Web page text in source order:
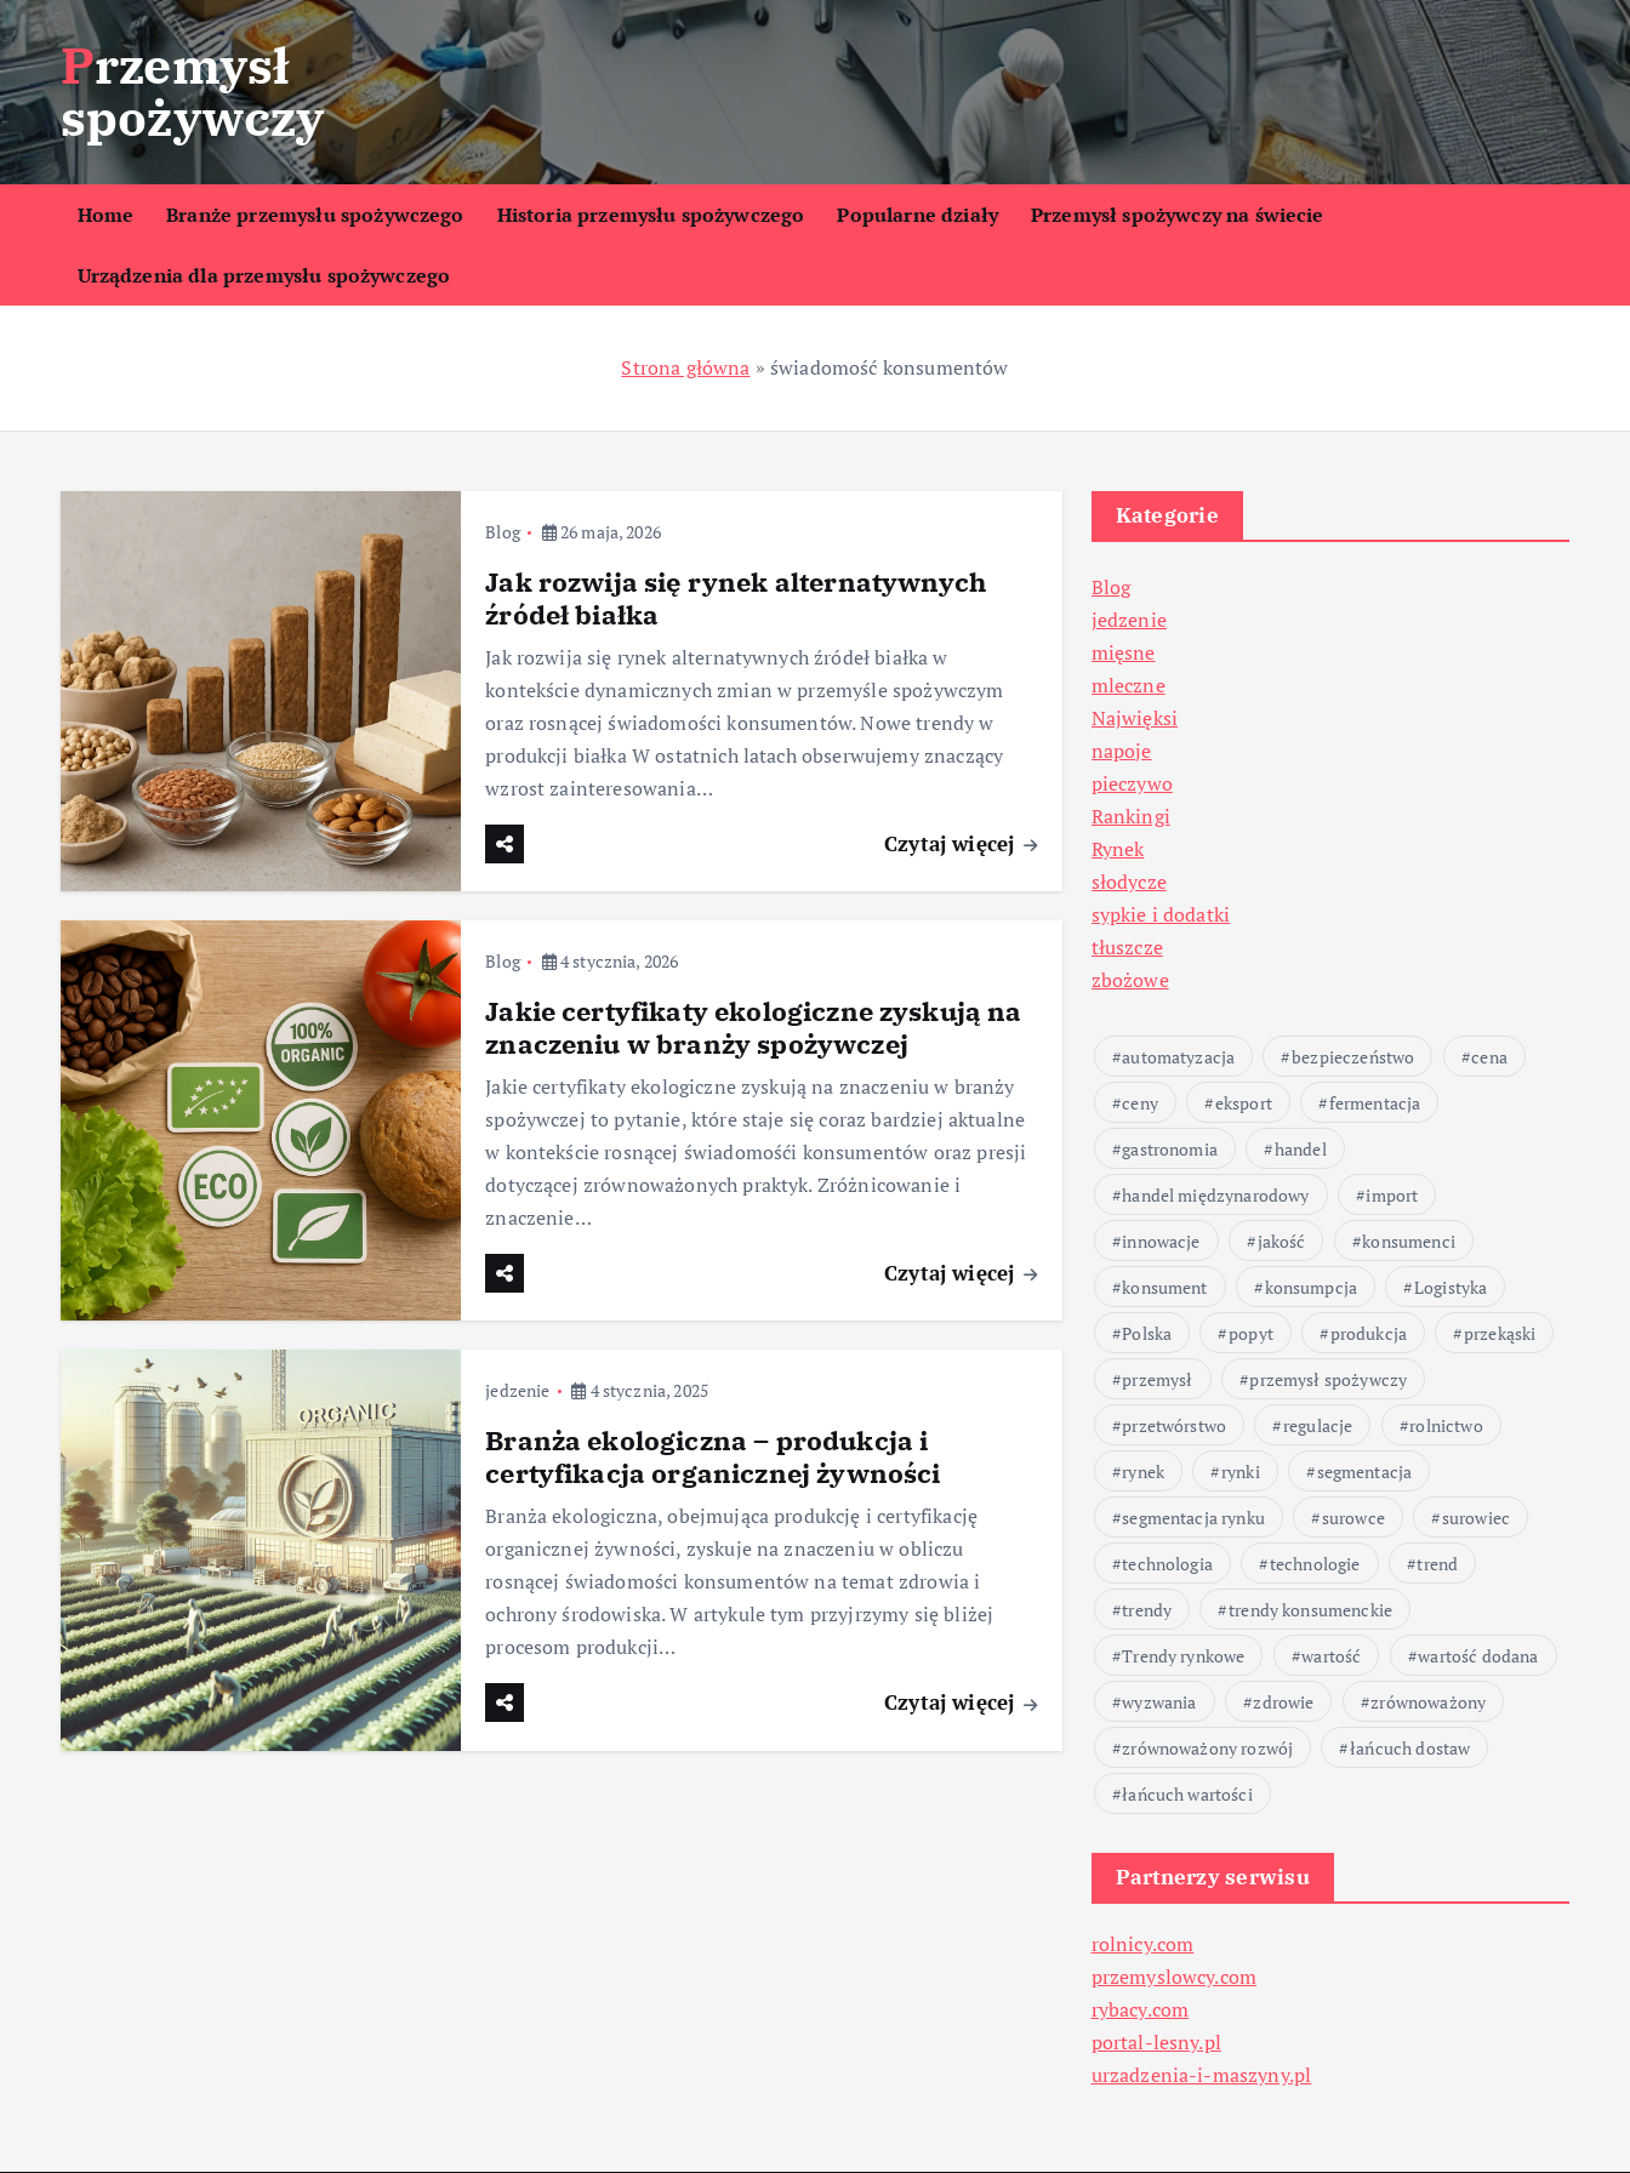
S
k
i
p
t
o
t
Przemysł
spożywczy
Home Branże przemysłu spożywczego Historia przemysłu spożywczego Popularne działy Przemysł spożywczy na świecie
Urządzenia dla przemysłu spożywczego
Strona główna »świadomość konsumentów
Blog 26 maja, 2026
Jak rozwija się rynek alternatywnych
źródeł białka
Jak rozwija się rynek alternatywnych źródeł białka w
kontekście dynamicznych zmian w przemyśle spożywczym
oraz rosnącej świadomości konsumentów. Nowe trendy w
produkcji białka W ostatnich latach obserwujemy znaczący
wzrost zainteresowania…
Czytaj więcej
Blog 4 stycznia, 2026
Jakie certyfikaty ekologiczne zyskują na
znaczeniu w branży spożywczej
Jakie certyfikaty ekologiczne zyskują na znaczeniu w branży
spożywczej to pytanie, które staje się coraz bardziej aktualne
w kontekście rosnącej świadomośći konsumentów oraz presji
dotyczącej zrównoważonych praktyk. Zróżnicowanie i
znaczenie…
Czytaj więcej
jedzenie 4 stycznia, 2025
Branża ekologiczna – produkcja i
certyfikacja organicznej żywności
Branża ekologiczna, obejmująca produkcję i certyfikację
organicznej żywności, zyskuje na znaczeniu w obliczu
rosnącej świadomości konsumentów na temat zdrowia i
ochrony środowiska. W artykule tym przyjrzymy się bliżej
procesom produkcji…
Czytaj więcej
Kategorie
Blog
jedzenie
mięsne
mleczne
Najwięksi
napoje
pieczywo
Rankingi
Rynek
słodycze
sypkie i dodatki
tłuszcze
zbożowe
automatyzacja bezpieczeństwo
cena
ceny
eksport
fermentacja
gastronomia
handel
handel międzynarodowy
import
innowacje
jakość
konsumenci
konsument
konsumpcja
Logistyka
Polska
popyt produkcja
przekąski
przemysł
przemysł spożywczy
przetwórstwo
regulacje
rolnictwo
rynek
rynki
segmentacja
segmentacja rynku
surowce
surowiec
technologia
technologie
trend
trendy
trendy konsumenckie
Trendy rynkowe
wartość
wartość dodana
wyzwania
zdrowie
zrównoważony
zrównoważony rozwój
łańcuch dostaw
łańcuch wartości
Partnerzy serwisu
rolnicy.com
przemyslowcy.com
rybacy.com
portal-lesny.pl
urzadzenia-i-maszyny.pl